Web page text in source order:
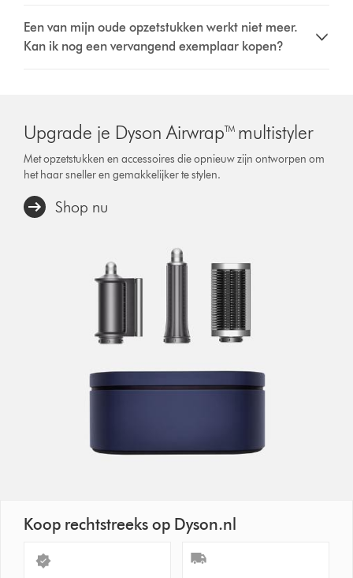
Een van mijn oude opzetstukken werkt niet meer.
Kan ik nog een vervangend exemplaar kopen?
Upgrade je Dyson Airwrap™ multistyler
Met opzetstukken en accessoires die opnieuw zijn ontworpen om
het haar sneller en gemakkelijker te stylen.
Shop nu
Koop rechtstreeks op Dyson.nl